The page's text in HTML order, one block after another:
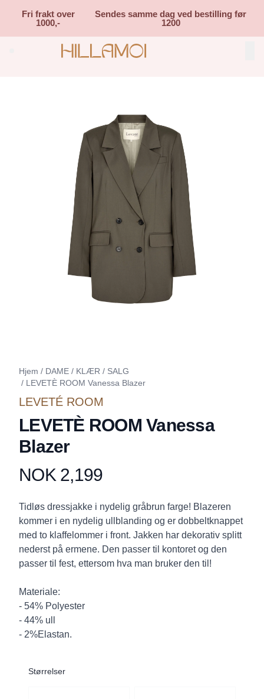
Fri frakt over
1000,-
Sendes samme dag ved bestilling før
1200
Search (⌘K)
Hjem / DAME / KLÆR / SALG
/ LEVETÈ ROOM Vanessa Blazer
LEVETÉ ROOM
LEVETÈ ROOM Vanessa
Blazer
Produktdetaljer
NOK 2,199
Description
Tidløs dressjakke i nydelig gråbrun farge! Blazeren
kommer i en nydelig ullblanding og er dobbeltknappet
med to klaffelommer i front. Jakken har dekorativ splitt
nederst på ermene. Den passer til kontoret og den
passer til fest, ettersom hva man bruker den til!
Materiale:
- 54% Polyester
- 44% ull
- 2%Elastan.
Størrelser